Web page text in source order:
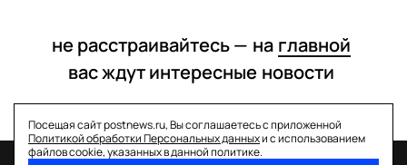
не расстраивайтесь — на главной
вас ждут интересные новости
Посещая сайт postnews.ru, Вы соглашаетесь с приложенной
Политикой обработки Персональных данныхи с использованием
файлов cookie, указанных в данной политике.